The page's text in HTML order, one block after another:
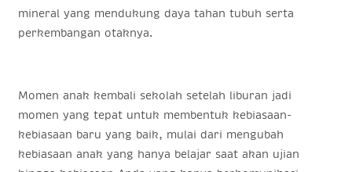
mineral yang mendukung daya tahan tubuh serta
perkembangan otaknya.
Momen anak kembali sekolah setelah liburan jadi
momen yang tepat untuk membentuk kebiasaan-
kebiasaan baru yang baik, mulai dari mengubah
kebiasaan anak yang hanya belajar saat akan ujian